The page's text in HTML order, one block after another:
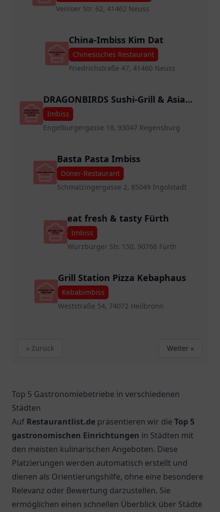
Venloer Str. 62, 41462 Neuss
China-Imbiss Kim Dat
Chinesisches Restaurant
Friedrichstraße 47, 41460 Neuss
DRAGONBIRDS Sushi-Grill & Asia
Cuisine
Imbiss
Engelburgergasse 18, 93047 Regensburg
Basta Pasta Imbiss
Döner-Restaurant
Schmalzingergasse 2, 85049 Ingolstadt
eat fresh & tasty Fürth
Imbiss
Würzburger Str. 150, 90766 Fürth
Grill Station Pizza Kebaphaus
Kebabimbiss
Weststraße 54, 74072 Heilbronn
« Zurück Weiter »
Top 5 Gastronomiebetriebe in verschiedenen
Städten
Auf Restaurantlist.de präsentieren wir die Top 5
gastronomischen Einrichtungen in Städten mit
den meisten kulinarischen Angeboten. Diese
Platzierungen werden automatisch erstellt und
dienen als Orientierungshilfe, ohne eine besondere
Relevanz oder Bewertung darzustellen. Sie
ermöglichen einen schnellen Überblick über Städte